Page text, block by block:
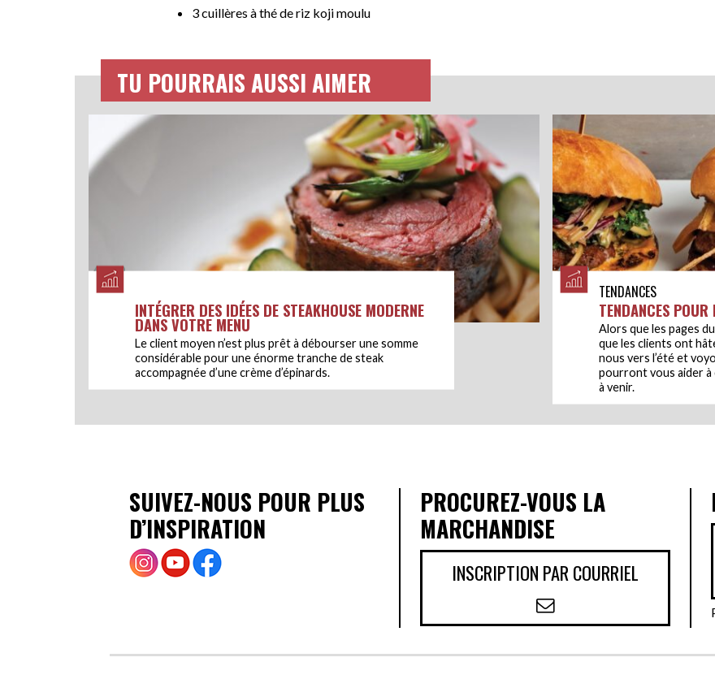
3 cuillères à thé de riz koji moulu
TU POURRAIS AUSSI AIMER
INTÉGRER DES IDÉES DE STEAKHOUSE MODERNE
DANS VOTRE MENU
Le client moyen n’est plus prêt à débourser une somme
considérable pour une énorme tranche de steak
accompagnée d’une crème d’épinards.
TENDANCES
TENDANCES POUR
Alors que les pages
que les clients ont
nous vers l’été et
pourront vous aider
à venir.
SUIVEZ-NOUS POUR PLUS
D’INSPIRATION
PROCUREZ-VOUS LA
MARCHANDISE